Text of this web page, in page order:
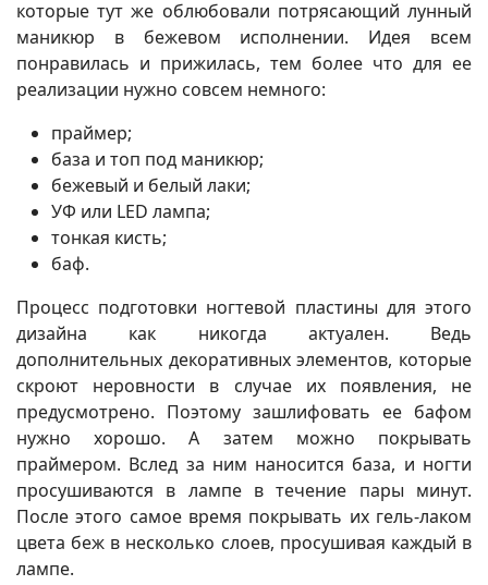
которые тут же облюбовали потрясающий лунный
маникюр в бежевом исполнении. Идея всем
понравилась и прижилась, тем более что для ее
реализации нужно совсем немного:
праймер;
база и топ под маникюр;
бежевый и белый лаки;
УФ или LED лампа;
тонкая кисть;
баф.
Процесс подготовки ногтевой пластины для этого
дизайна как никогда актуален. Ведь
дополнительных декоративных элементов, которые
скроют неровности в случае их появления, не
предусмотрено. Поэтому зашлифовать ее бафом
нужно хорошо. А затем можно покрывать
праймером. Вслед за ним наносится база, и ногти
просушиваются в лампе в течение пары минут.
После этого самое время покрывать их гель-лаком
цвета беж в несколько слоев, просушивая каждый в
лампе.